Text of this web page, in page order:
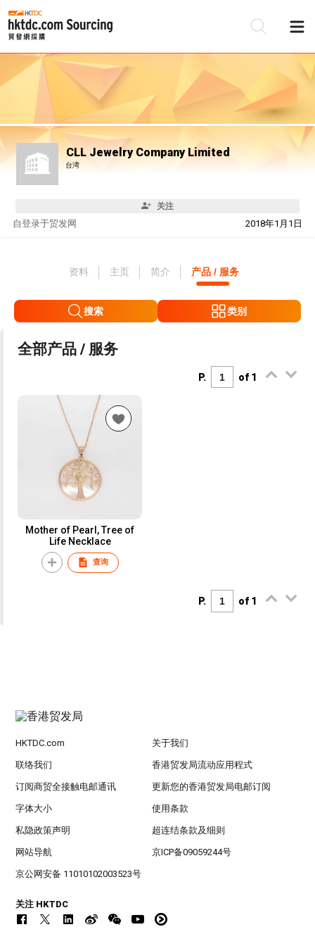
CLL Jewelry Company Limited
台湾
关注
自 2018年1月1日
登录于贸发网
资料 主页 简介 产品 / 服务
搜索 类别
全部产品 / 服务
P. of 1
Mother of Pearl, Tree of
Life Necklace
查询
P. of 1
HKTDC.com 关于我们
联络我们 香港贸发局流动应用程式
订阅商贸全接触电邮通讯 更新您的香港贸发局电邮订阅
字体大小 使用条款
私隐政策声明 超连结条款及细则
网站导航 京ICP备09059244号
京公网安备 11010102003523号
关注 HKTDC